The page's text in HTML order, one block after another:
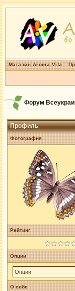
Магазин Aroma-Vita
Форум
Профиль
Фотография
Рейтинг
Опции
Опции
О себе